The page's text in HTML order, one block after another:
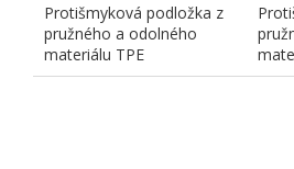
Protišmyková podložka z
pružného a odolného
materiálu TPE